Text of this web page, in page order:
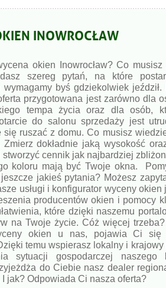
INOWROCŁAW
okien Inowrocław? Co
szereg pytań, na które
wymagamy byś gdziekolwiek
przygotowana jest zarówno dla
tempa życia oraz dla osób,
do salonu sprzedaży jest
się ruszać z domu. Co musisz
Zmierz dokładnie jaką wysokość
stworzyć cennik jak najbardziej
koloru mają być Twoje okna.
jeszcze jakieś pytania? Możesz
usługi i konfigurator wyceny okien
producentów okien i pomocy
które dzięki naszemu
na Twoje życie. Cóż więcej
okien u nas, pojawia Ci się
temu wspierasz lokalny i
sytuacji gospodarczej
do Ciebie nasz dealer
jak? Odpowiada Ci nasza oferta?